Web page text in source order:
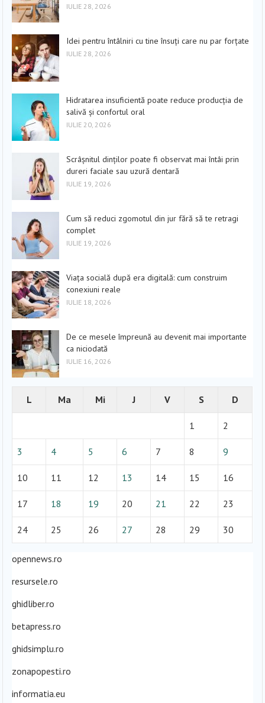
IULIE 28, 2026
Idei pentru întâlniri cu tine însuți care nu par forțate
IULIE 28, 2026
Hidratarea insuficientă poate reduce producția de
salivă și confortul oral
IULIE 20, 2026
Scrâșnitul dinților poate fi observat mai întâi prin
dureri faciale sau uzură dentară
IULIE 19, 2026
Cum să reduci zgomotul din jur fără să te retragi
complet
IULIE 19, 2026
Viața socială după era digitală: cum construim
conexiuni reale
IULIE 18, 2026
De ce mesele împreună au devenit mai importante
ca niciodată
IULIE 16, 2026
L Ma Mi J V S D
1 2
3 4 5 6 7 8 9
10 11 12 13 14 15 16
17 18 19 20 21 22 23
24 25 26 27 28 29 30
opennews.ro
resursele.ro
ghidliber.ro
betapress.ro
ghidsimplu.ro
zonapopesti.ro
informatia.eu